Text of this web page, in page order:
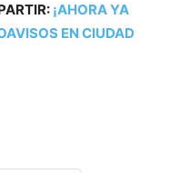
¡AHORA YA
EN CIUDAD